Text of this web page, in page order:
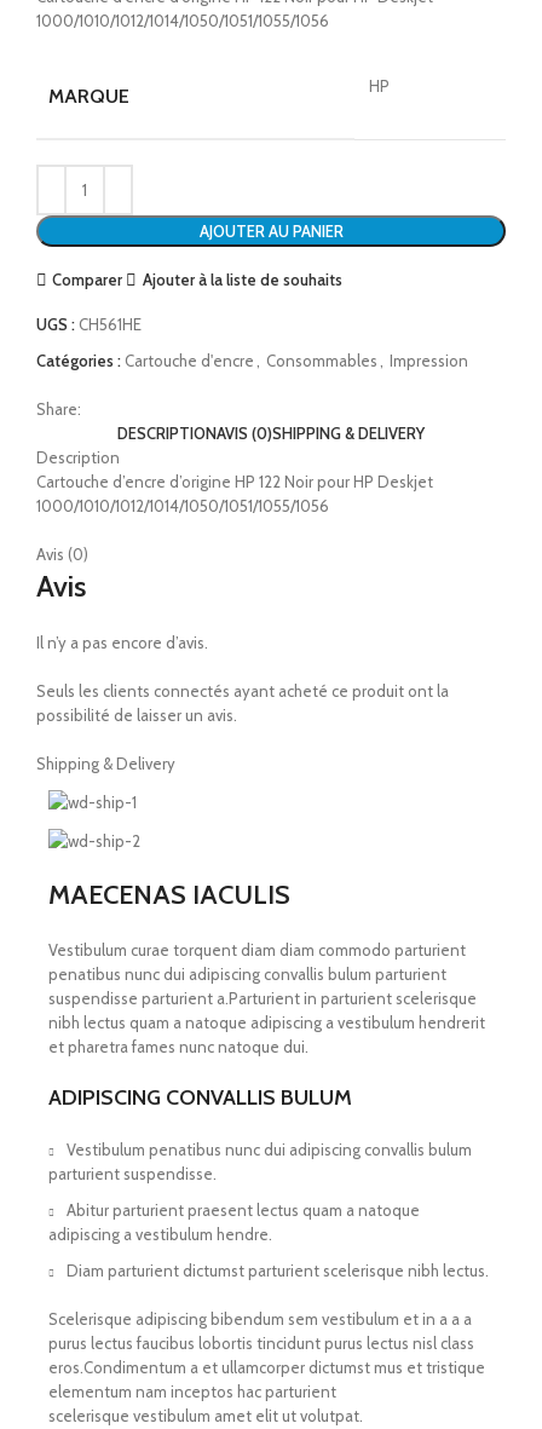
1000/1010/1012/1014/1050/1051/1055/1056
MARQUE HP
AJOUTER AU PANIER
Comparer Ajouter à la liste de souhaits
UGS : CH561HE
Catégories : Cartouche d'encre, Consommables, Impression
Share:
DESCRIPTIONAVIS (0)SHIPPING & DELIVERY
Description
Cartouche d’encre d’origine HP 122 Noir pour HP Deskjet
1000/1010/1012/1014/1050/1051/1055/1056
Avis (0)
Avis
Il n’y a pas encore d’avis.
Seuls les clients connectés ayant acheté ce produit ont la
possibilité de laisser un avis.
Shipping & Delivery
MAECENAS IACULIS
Vestibulum curae torquent diam diam commodo parturient
penatibus nunc dui adipiscing convallis bulum parturient
suspendisse parturient a.Parturient in parturient scelerisque
nibh lectus quam a natoque adipiscing a vestibulum hendrerit
et pharetra fames nunc natoque dui.
ADIPISCING CONVALLIS BULUM
Vestibulum penatibus nunc dui adipiscing convallis bulum
parturient suspendisse.
Abitur parturient praesent lectus quam a natoque
adipiscing a vestibulum hendre.
Diam parturient dictumst parturient scelerisque nibh lectus.
Scelerisque adipiscing bibendum sem vestibulum et in a a a
purus lectus faucibus lobortis tincidunt purus lectus nisl class
eros.Condimentum a et ullamcorper dictumst mus et tristique
elementum nam inceptos hac parturient
scelerisque vestibulum amet elit ut volutpat.